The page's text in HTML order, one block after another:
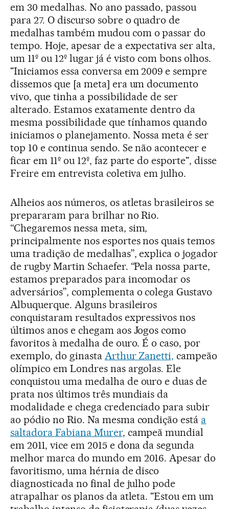
em 30 medalhas. No ano passado, passou
para 27. O discurso sobre o quadro de
medalhas também mudou com o passar do
tempo. Hoje, apesar de a expectativa ser alta,
um 11º ou 12º lugar já é visto com bons olhos.
"Iniciamos essa conversa em 2009 e sempre
dissemos que [a meta] era um documento
vivo, que tinha a possibilidade de ser
alterado. Estamos exatamente dentro da
mesma possibilidade que tínhamos quando
iniciamos o planejamento. Nossa meta é ser
top 10 e continua sendo. Se não acontecer e
ficar em 11º ou 12º, faz parte do esporte", disse
Freire em entrevista coletiva em julho.
Alheios aos números, os atletas brasileiros se
prepararam para brilhar no Rio.
“Chegaremos nessa meta, sim,
principalmente nos esportes nos quais temos
uma tradição de medalhas”, explica o jogador
de rugby Martin Schaefer. “Pela nossa parte,
estamos preparados para incomodar os
adversários”, complementa o colega Gustavo
Albuquerque. Alguns brasileiros
conquistaram resultados expressivos nos
últimos anos e chegam aos Jogos como
favoritos à medalha de ouro. É o caso, por
exemplo, do ginasta Arthur Zanetti, campeão
olímpico em Londres nas argolas. Ele
conquistou uma medalha de ouro e duas de
prata nos últimos três mundiais da
modalidade e chega credenciado para subir
ao pódio no Rio. Na mesma condição está a
saltadora Fabiana Murer, campeã mundial
em 2011, vice em 2015 e dona da segunda
melhor marca do mundo em 2016. Apesar do
favoritismo, uma hérnia de disco
diagnosticada no final de julho pode
atrapalhar os planos da atleta. "Estou em um